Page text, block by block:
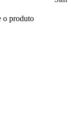
o produto